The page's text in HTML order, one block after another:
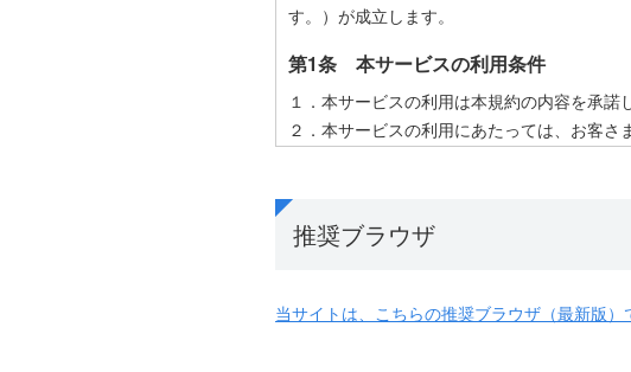
す。）が成立します。
第1条 本サービスの利用条件
１．本サービスの利用は本規約の内容を承諾
２．本サービスの利用にあたっては、お客
５．当行は、登録いただいたメールアドレス
は携帯電話番号）、パスワードを入力いた
用登録の申請をしたお客さまに以下の事由が
推奨ブラウザ
当サイトは、こちらの推奨ブラウザ（最新版）